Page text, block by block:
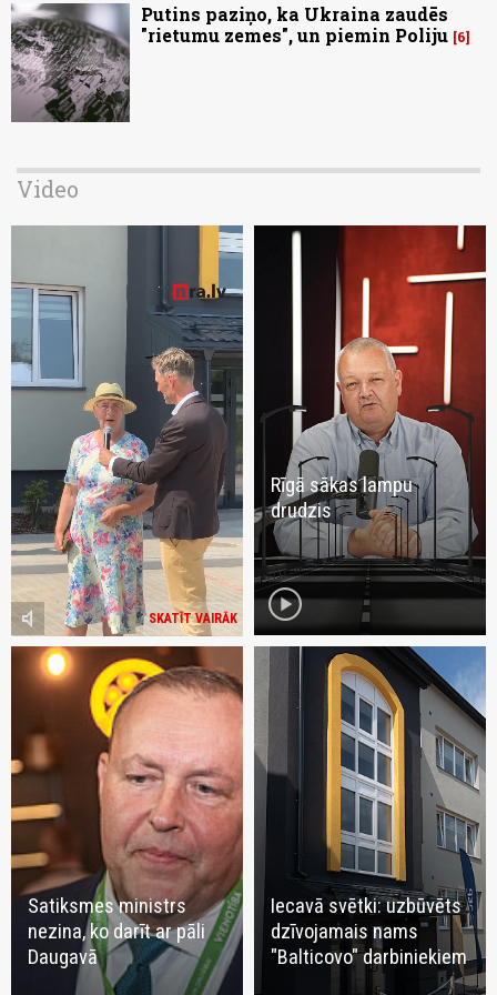
Putins paziņo, ka Ukraina zaudēs
"rietumu zemes", un piemin Poliju 6
Video
SKATĪT VAIRĀK
volume_mute
Rīgā sākas lampu
drudzis
play_circle
Satiksmes ministrs
nezina, ko darīt ar pāli
Daugavā
Iecavā svētki: uzbūvēts
dzīvojamais nams
"Balticovo" darbiniekiem